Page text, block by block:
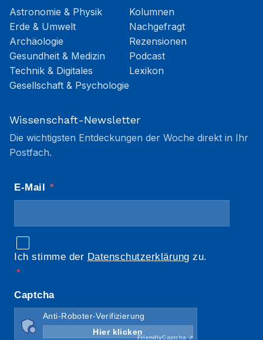
Astronomie & Physik
Erde & Umwelt
Archäologie
Gesundheit & Medizin
Technik & Digitales
Gesellschaft & Psychologie
Kolumnen
Nachgefragt
Rezensionen
Podcast
Lexikon
Wissenschaft-Newsletter
Die wichtigsten Entdeckungen der Woche direkt in Ihr
Postfach.